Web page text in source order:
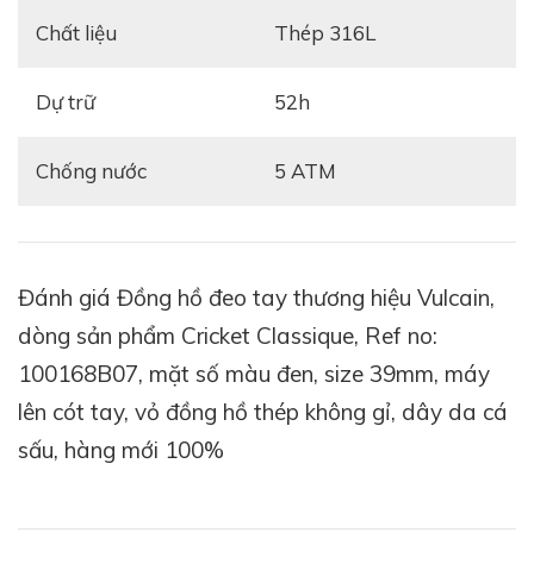
Mặt số màu đen với bố cục hoàn hảo
giác huyền bí và tinh tế. Các cọc số
điển, nhưng vẫn vô cùng dễ quan sát.
Chất liệu Thép 316L
Dự trữ 52h
Chống nước 5 ATM
Đánh giá Đồng hồ đeo tay thương hiệu Vulcain,
dòng sản phẩm Cricket Classique, Ref no:
100168B07, mặt số màu đen, size 39mm, máy
lên cót tay, vỏ đồng hồ thép không gỉ, dây da cá
sấu, hàng mới 100%